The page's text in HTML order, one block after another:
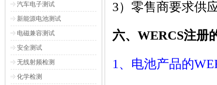
汽车电子测试
新能源电池测试
电磁兼容测试
安全测试
无线射频检测
化学检测
3）零售商要求供
六、WERCS注册
1、电池产品的